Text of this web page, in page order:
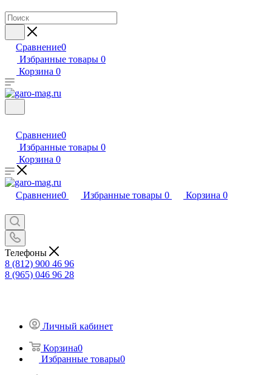
Сравнение0
Избранные товары 0
Корзина 0
Сравнение0
Избранные товары 0
Корзина 0
Сравнение0 Избранные товары 0 Корзина 0
Телефоны
8 (812) 900 46 96
8 (965) 046 96 28
Личный кабинет
Корзина0
Избранные товары0